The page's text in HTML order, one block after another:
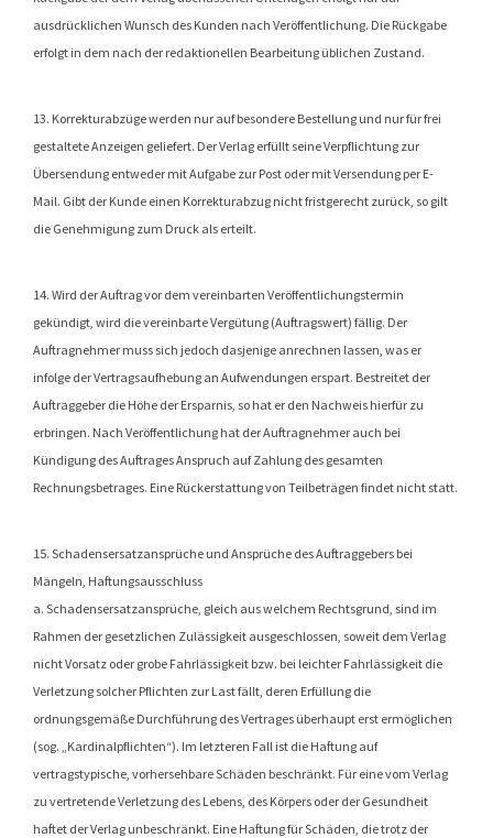
ausdrücklichen Wunsch des Kunden nach Veröffentlichung. Die Rückgabe
erfolgt in dem nach der redaktionellen Bearbeitung üblichen Zustand.
13. Korrekturabzüge werden nur auf besondere Bestellung und nur für frei
gestaltete Anzeigen geliefert. Der Verlag erfüllt seine Verpflichtung zur
Übersendung entweder mit Aufgabe zur Post oder mit Versendung per E-
Mail. Gibt der Kunde einen Korrekturabzug nicht fristgerecht zurück, so gilt
die Genehmigung zum Druck als erteilt.
14. Wird der Auftrag vor dem vereinbarten Veröffentlichungstermin
gekündigt, wird die vereinbarte Vergütung (Auftragswert) fällig. Der
Auftragnehmer muss sich jedoch dasjenige anrechnen lassen, was er
infolge der Vertragsaufhebung an Aufwendungen erspart. Bestreitet der
Auftraggeber die Höhe der Ersparnis, so hat er den Nachweis hierfür zu
erbringen. Nach Veröffentlichung hat der Auftragnehmer auch bei
Kündigung des Auftrages Anspruch auf Zahlung des gesamten
Rechnungsbetrages. Eine Rückerstattung von Teilbeträgen findet nicht statt.
15. Schadensersatzansprüche und Ansprüche des Auftraggebers bei
Mängeln, Haftungsausschluss
a. Schadensersatzansprüche, gleich aus welchem Rechtsgrund, sind im
Rahmen der gesetzlichen Zulässigkeit ausgeschlossen, soweit dem Verlag
nicht Vorsatz oder grobe Fahrlässigkeit bzw. bei leichter Fahrlässigkeit die
Verletzung solcher Pflichten zur Last fällt, deren Erfüllung die
ordnungsgemäße Durchführung des Vertrages überhaupt erst ermöglichen
(sog. „Kardinalpflichten“). Im letzteren Fall ist die Haftung auf
vertragstypische, vorhersehbare Schäden beschränkt. Für eine vom Verlag
zu vertretende Verletzung des Lebens, des Körpers oder der Gesundheit
haftet der Verlag unbeschränkt. Eine Haftung für Schäden, die trotz der